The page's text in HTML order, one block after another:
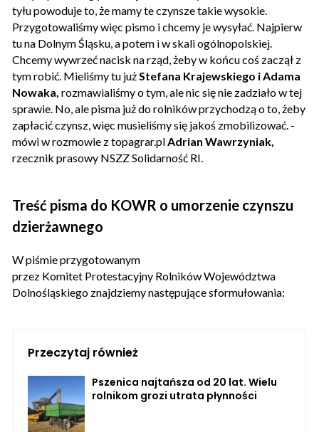
tyłu powoduje to, że mamy te czynsze takie wysokie.
Przygotowaliśmy więc pismo i chcemy je wysyłać. Najpierw
tu na Dolnym Śląsku, a potem i w skali ogólnopolskiej.
Chcemy wywrzeć nacisk na rząd, żeby w końcu coś zaczął z
tym robić. Mieliśmy tu już Stefana Krajewskiego i Adama
Nowaka, rozmawialiśmy o tym, ale nic się nie zadziało w tej
sprawie. No, ale pisma już do rolników przychodzą o to, żeby
zapłacić czynsz, więc musieliśmy się jakoś zmobilizować. -
mówi w rozmowie z topagrar.pl Adrian Wawrzyniak,
rzecznik prasowy NSZZ Solidarność RI.
Treść pisma do KOWR o umorzenie czynszu
dzierżawnego
W piśmie przygotowanym
przez Komitet Protestacyjny Rolników Województwa
Dolnośląskiego znajdziemy następujące sformułowania:
Przeczytaj również
Pszenica najtańsza od 20 lat. Wielu
rolnikom grozi utrata płynności